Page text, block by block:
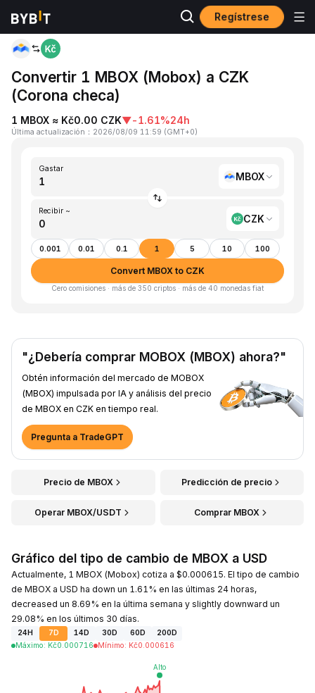
Regístrese
Inicio MBOX to CZK
Convertir 1 MBOX (Mobox) a CZK
(Corona checa)
1 MBOX ≈ Kč0.00 CZK▼-1.61%24h
Última actualización ： 2026/08/09 11:59 (GMT+0)
Gastar
MBOX
Recibir ~
CZK
0.001 0.01 0.1 1 5 10 100
Convert MBOX to CZK
Cero comisiones · más de 350 criptos · más de 40 monedas fiat
"¿Debería comprar MOBOX (MBOX) ahora?"
Obtén información del mercado de MOBOX
(MBOX) impulsada por IA y análisis del precio
de MBOX en CZK en tiempo real.
Pregunta a TradeGPT
Precio de MBOX Predicción de precio
Operar MBOX/USDT Comprar MBOX
Gráfico del tipo de cambio de MBOX a USD
Actualmente, 1 MBOX (Mobox) cotiza a $0.000615. El tipo de cambio
de MBOX a USD ha down un 1.61% en las últimas 24 horas,
decreased un 8.69% en la última semana y slightly downward un
29.08% en los últimos 30 días.
24H 7D 14D 30D 60D
200D
Máximo: Kč0.000716 Mínimo: Kč0.000616